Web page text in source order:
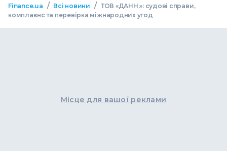
Finance.ua / Всі новини / ТОВ «ДАНН.»: судові справи,
комплаєнс та перевірка міжнародних угод
Місце для вашої реклами